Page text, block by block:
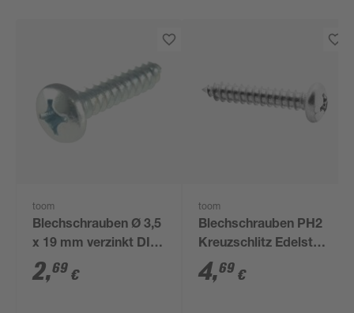
toom
Blechschrauben Ø 3,5
x 19 mm verzinkt DIN
7981 10 Stück
2,69 €
toom
Blechschrauben PH2
Kreuzschlitz Edelstahl
4,2 x 22 mm 8 Stück
4,69 €